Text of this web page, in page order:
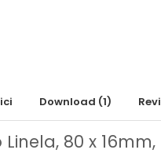
Download (1)
80 x